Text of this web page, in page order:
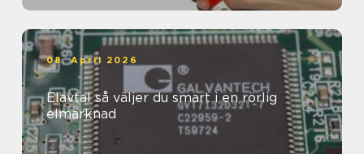
08. April 2026
Elavtal så väljer du smart i en rörlig
elmarknad